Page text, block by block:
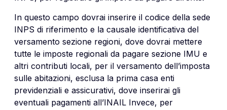
In questo campo dovrai inserire il codice della sede
INPS di riferimento e la causale identificativa del
versamento sezione regioni, dove dovrai mettere
tutte le imposte regionali da pagare sezione IMU e
altri contributi locali, per il versamento dell’imposta
sulle abitazioni, esclusa la prima casa enti
previdenziali e assicurativi, dove inserirai gli
eventuali pagamenti all’INAIL Invece, per